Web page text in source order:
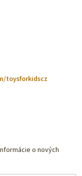
toysforkidscz
o nových